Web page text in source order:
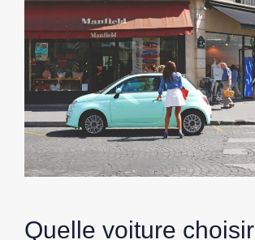
Quelle voiture